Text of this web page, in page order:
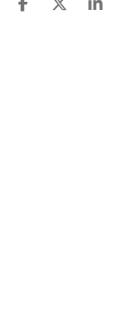
D
D
S